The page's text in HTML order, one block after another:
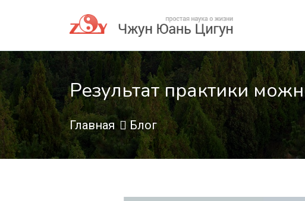
Результат практики
Главная Блог